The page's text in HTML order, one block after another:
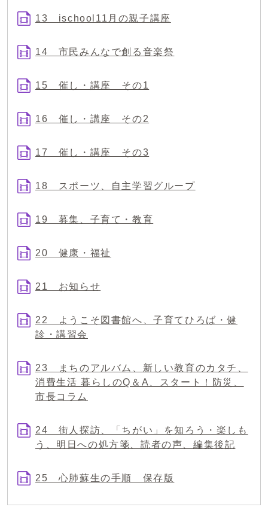
13 ischool11月の親子講座
14 市民みんなで創る音楽祭
15 催し・講座 その1
16 催し・講座 その2
17 催し・講座 その3
18 スポーツ、自主学習グループ
19 募集、子育て・教育
20 健康・福祉
21 お知らせ
22 ようこそ図書館へ、子育てひろば・健
診・講習会
23 まちのアルバム、新しい教育のカタチ、
消費生活 暮らしのQ＆A、スタート！防災、
市長コラム
24 街人探訪、「ちがい」を知ろう・楽しも
う、明日への処方箋、読者の声、編集後記
25 心肺蘇生の手順 保存版